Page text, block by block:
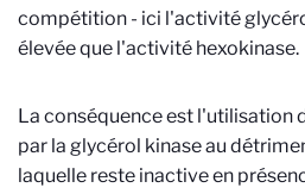
compétition - ici l'activité
élevée que l'activité hexokinase.
La conséquence est l'utilisation
par la glycérol kinase au
laquelle reste inactive en